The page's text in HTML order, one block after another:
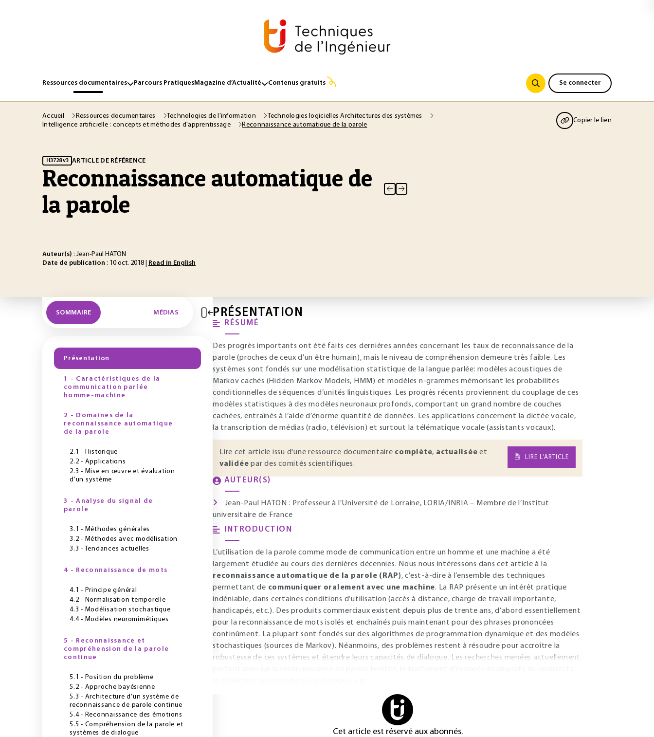
Ressources documentaires Parcours PratiquesMagazine d’Actualité Contenus gratuits Se connecter
Accueil Ressources documentaires Technologies de l'information
Technologies logicielles Architectures des systèmes
Intelligence artificielle : concepts et méthodes d'apprentissage
Reconnaissance automatique de la parole
Copier le lien
H3728 v3 ARTICLE DE RÉFÉRENCE
Reconnaissance automatique de
la parole
Auteur(s) : Jean-Paul HATON
Date de publication : 10 oct. 2018 | Read in English
SOMMAIRE MÉDIAS
Présentation
1 - Caractéristiques de la
communication parlée
homme-machine
2 - Domaines de la
reconnaissance automatique
de la parole
2.1 - Historique
2.2 - Applications
2.3 - Mise en œuvre et évaluation
d’un système
3 - Analyse du signal de
parole
3.1 - Méthodes générales
3.2 - Méthodes avec modélisation
3.3 - Tendances actuelles
4 - Reconnaissance de mots
4.1 - Principe général
4.2 - Normalisation temporelle
4.3 - Modélisation stochastique
4.4 - Modèles neuromimétiques
5 - Reconnaissance et
compréhension de la parole
continue
5.1 - Position du problème
5.2 - Approche bayésienne
5.3 - Architecture d’un système de
reconnaissance de parole continue
5.4 - Reconnaissance des émotions
5.5 - Compréhension de la parole et
systèmes de dialogue
PRÉSENTATION
RÉSUMÉ
Des progrès importants ont été faits ces dernières années concernant les taux de reconnaissance de la
parole (proches de ceux d’un être humain), mais le niveau de compréhension demeure très faible. Les
systèmes sont fondés sur une modélisation statistique de la langue parlée: modèles acoustiques de
Markov cachés (Hidden Markov Models, HMM) et modèles n-grammes mémorisant les probabilités
conditionnelles de séquences d’unités linguistiques. Les progrès récents proviennent du couplage de ces
modèles statistiques à des modèles neuronaux profonds, comportant un grand nombre de couches
cachées, entraînés à l’aide d’énorme quantité de données. Les applications concernent la dictée vocale,
la transcription de médias (radio, télévision) et surtout la télématique vocale (assistants vocaux).
Lire cet article issu d'une ressource documentaire complète, actualisée et
validée par des comités scientifiques.
LIRE L’ARTICLE
AUTEUR(S)
Jean-Paul HATON : Professeur à l’Université de Lorraine, LORIA/INRIA – Membre de l’Institut
universitaire de France
INTRODUCTION
L’utilisation de la parole comme mode de communication entre un homme et une machine a été
largement étudiée au cours des dernières décennies. Nous nous intéressons dans cet article à la
reconnaissance automatique de la parole (RAP), c’est-à-dire à l’ensemble des techniques
permettant de communiquer oralement avec une machine. La RAP présente un intérêt pratique
indéniable, dans certaines conditions d’utilisation (accès à distance, charge de travail importante,
handicapés, etc.). Des produits commerciaux existent depuis plus de trente ans, d’abord essentiellement
pour la reconnaissance de mots isolés et enchaînés puis maintenant pour des phrases prononcées
continûment. La plupart sont fondés sur des algorithmes de programmation dynamique et des modèles
stochastiques (sources de Markov). Néanmoins, des problèmes restent à résoudre pour accroître la
robustesse de ces systèmes et étendre leurs capacités de dialogue. Les recherches menées actuellement
Cet article est réservé aux abonnés.